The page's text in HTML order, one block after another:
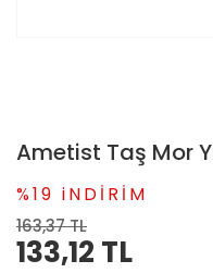
Ametist Taş Mor
%19 iNDİRİM
163,37 TL
133,12 TL